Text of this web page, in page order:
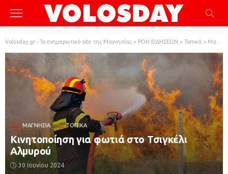
Volosday.gr - Το ενημερωτικό site της Μαγνησίας > ΡΟΗ ΕΙΔΗΣΕΩΝ > Τοπικά > Μαγνησία
ΜΑΓΝΗΣΊΑ ΤΟΠΙΚΆ
Κινητοποίηση για φωτιά στο Τσιγκέλι
Αλμυρού
30 Ιουνίου 2024